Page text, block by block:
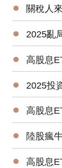
● 關稅人
● 2025亂
● 高股息
● 2025投
● 高股息
● 陸股瘋牛
● 高股息